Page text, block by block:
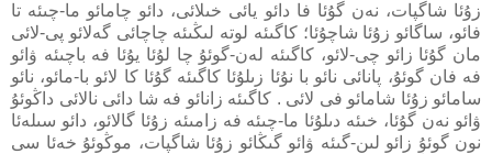
زۇئا شاگپات، نەن گۇئا فا دائو يائى خىلائى، دائو چامائو ما-چىئە تا
فائو، ساگائو زۇئا شاچۇئا؛ كاگىئە لوتە لىڭىئە چاچائى گەلائو پى-لائى
مان گۇئا زائو چى-لائو، كاگىئە لەن-گوئۇ چا لۇئا يۇئا فە باچىئە ۋائو
فە فان گوئۇ، پانائى نائو با نۇئا زىلۇئا كاگىئە گۇئا كا لائو با-مائو، نائو
سامائو زۇئا شامائو فى لائى . كاگىئە زانائو فە شا دائى نالائى داڭوئۇ
ۋائو نەن گۇئا، خىئە دىلۇئا ما-چىئە فە زامىئە زۇئا گالائو، دائو سىلەئا
نون گوئۇ زائو لىن-گىئە ۋائو گىڭائو زۇئا شاگپات، موڭوئۇ خەئا سى